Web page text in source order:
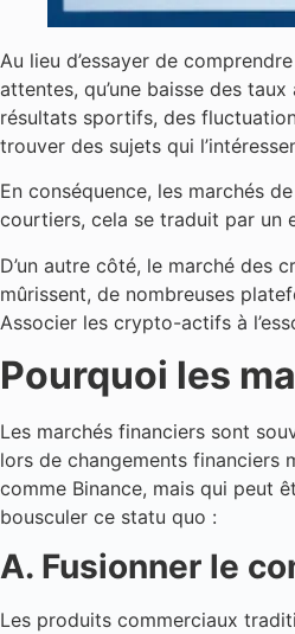
Au lieu d’essayer de
attentes, qu’une baisse des
résultats sportifs, des
trouver des sujets qui
En conséquence, les marchés
courtiers, cela se traduit par un
D’un autre côté, le marché des
mûrissent, de nombreuses
Associer les crypto-actifs à
Pourquoi les
Les marchés financiers sont
lors de changements financiers
comme Binance, mais qui peut
bousculer ce statu quo :
A. Fusionner le
Les produits commerciaux